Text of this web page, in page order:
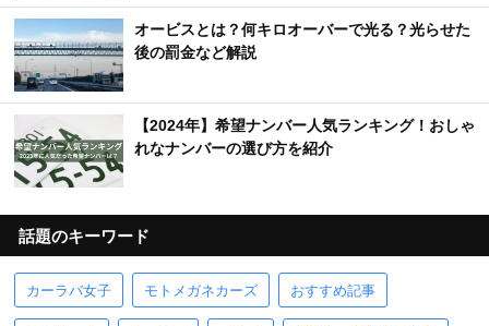
オービスとは？何キロオーバーで光る？光らせた
後の罰金など解説
【2024年】希望ナンバー人気ランキング！おしゃ
れなナンバーの選び方を紹介
話題のキーワード
カーラバ女子 モトメガネカーズ おすすめ記事